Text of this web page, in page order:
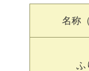
名称
ふ